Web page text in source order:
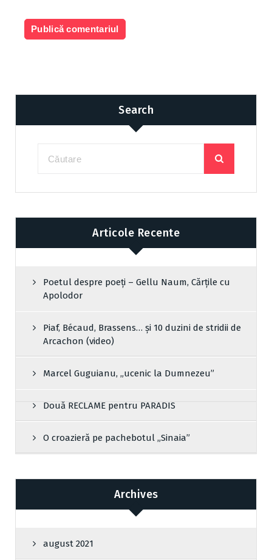
Search
Articole Recente
Poetul despre poeți – Gellu Naum, Cărțile cu
Apolodor
Piaf, Bécaud, Brassens… și 10 duzini de stridii de
Arcachon (video)
Marcel Guguianu, „ucenic la Dumnezeu”
Două RECLAME pentru PARADIS
O croazieră pe pachebotul „Sinaia”
Archives
august 2021